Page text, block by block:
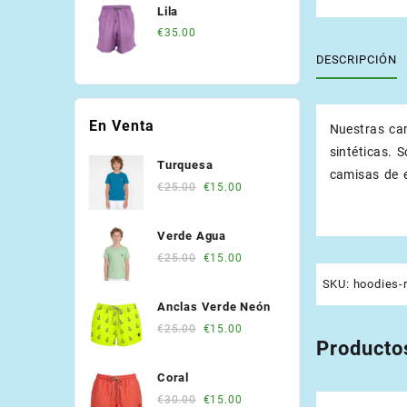
DESCRIPCIÓN
Nuestras
sintéticas.
camisas de
SKU: hoodies-
Lila
€35.00
En Venta
Turquesa
€25.00 Original
€25.00.
€15.00
Verde Agua
€25.00 Original
€25.00.
€15.00
€15.00.
Anclas Verde Neón
€25.00 Original
€15.00
Coral
€30.00 Original
€15.00